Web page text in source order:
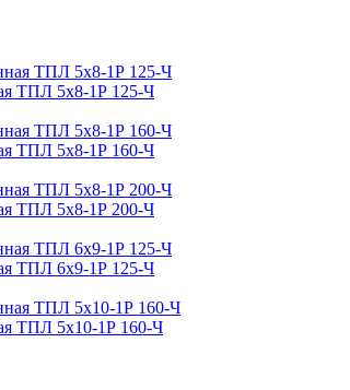
ТПЛ 5х8-1Р 125-Ч
ТПЛ 5х8-1Р 160-Ч
ТПЛ 5х8-1Р 200-Ч
ТПЛ 6х9-1Р 125-Ч
ТПЛ 5х10-1Р 160-Ч